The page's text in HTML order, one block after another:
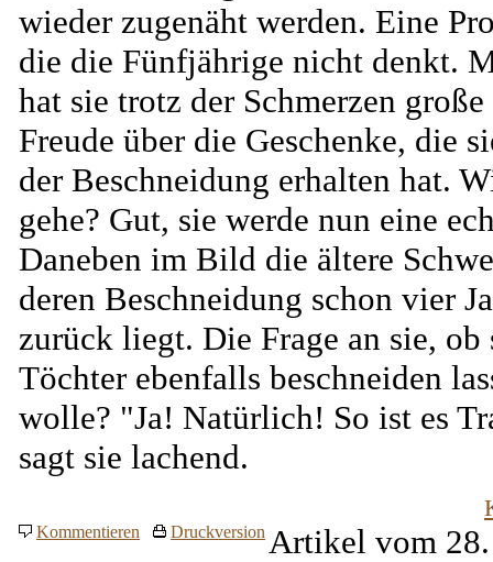
wieder zugenäht werden. Eine
die die Fünfjährige nicht denkt.
hat sie trotz der Schmerzen große
Freude über die Geschenke, die
der Beschneidung erhalten hat.
gehe? Gut, sie werde nun eine
Daneben im Bild die ältere
deren Beschneidung schon vier
zurück liegt. Die Frage an sie, ob
Töchter ebenfalls beschneiden
wolle? "Ja! Natürlich! So ist es
sagt sie lachend.
Kommentieren Druckversion Artikel vom